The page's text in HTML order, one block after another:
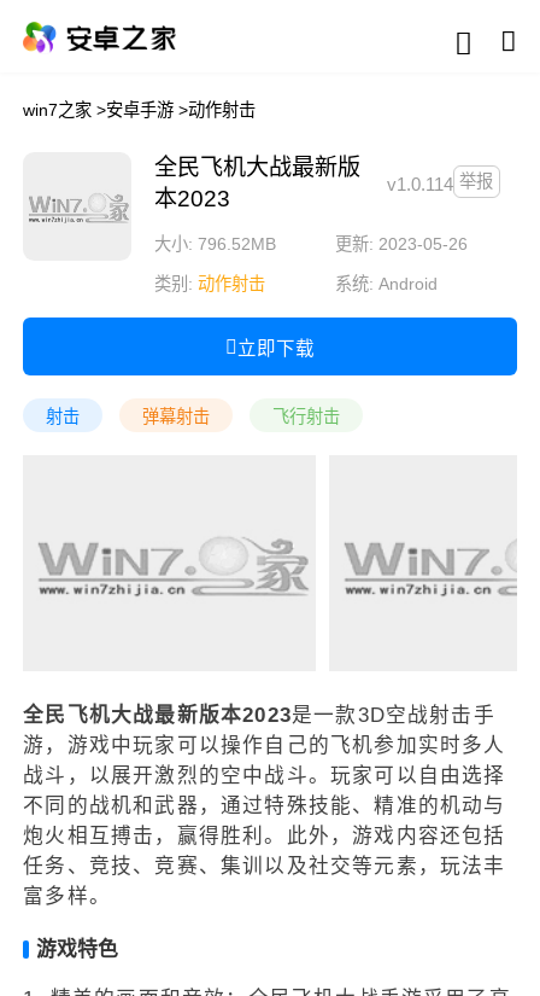
win7之家 >安卓手游 >动作射击
全民飞机大战最新版
本2023
v1.0.114 举报
大小: 796.52MB 更新: 2023-05-26
类别: 动作射击 系统:Android
立即下载
射击 弹幕射击 飞行射击
全民飞机大战最新版本2023是一款3D空战射击手
游，游戏中玩家可以操作自己的飞机参加实时多人
战斗，以展开激烈的空中战斗。玩家可以自由选择
不同的战机和武器，通过特殊技能、精准的机动与
炮火相互搏击，赢得胜利。此外，游戏内容还包括
任务、竞技、竞赛、集训以及社交等元素，玩法丰
富多样。
游戏特色